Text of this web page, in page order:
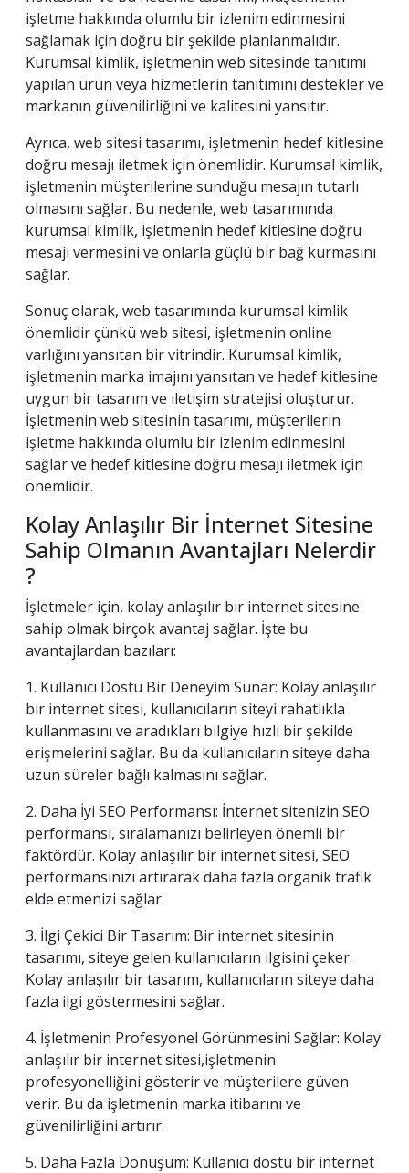
işletme hakkında olumlu bir izlenim edinmesini
sağlamak için doğru bir şekilde planlanmalıdır.
Kurumsal kimlik, işletmenin web sitesinde tanıtımı
yapılan ürün veya hizmetlerin tanıtımını destekler ve
markanın güvenilirliğini ve kalitesini yansıtır.
Ayrıca, web sitesi tasarımı, işletmenin hedef kitlesine
doğru mesajı iletmek için önemlidir. Kurumsal kimlik,
işletmenin müşterilerine sunduğu mesajın tutarlı
olmasını sağlar. Bu nedenle, web tasarımında
kurumsal kimlik, işletmenin hedef kitlesine doğru
mesajı vermesini ve onlarla güçlü bir bağ kurmasını
sağlar.
Sonuç olarak, web tasarımında kurumsal kimlik
önemlidir çünkü web sitesi, işletmenin online
varlığını yansıtan bir vitrindir. Kurumsal kimlik,
işletmenin marka imajını yansıtan ve hedef kitlesine
uygun bir tasarım ve iletişim stratejisi oluşturur.
İşletmenin web sitesinin tasarımı, müşterilerin
işletme hakkında olumlu bir izlenim edinmesini
sağlar ve hedef kitlesine doğru mesajı iletmek için
önemlidir.
Kolay Anlaşılır Bir İnternet Sitesine
Sahip OImanın Avantajları Nelerdir
?
İşletmeler için, kolay anlaşılır bir internet sitesine
sahip olmak birçok avantaj sağlar. İşte bu
avantajlardan bazıları:
1. Kullanıcı Dostu Bir Deneyim Sunar: Kolay anlaşılır
bir internet sitesi, kullanıcıların siteyi rahatlıkla
kullanmasını ve aradıkları bilgiye hızlı bir şekilde
erişmelerini sağlar. Bu da kullanıcıların siteye daha
uzun süreler bağlı kalmasını sağlar.
2. Daha İyi SEO Performansı: İnternet sitenizin SEO
performansı, sıralamanızı belirleyen önemli bir
faktördür. Kolay anlaşılır bir internet sitesi, SEO
performansınızı artırarak daha fazla organik trafik
elde etmenizi sağlar.
3. İlgi Çekici Bir Tasarım: Bir internet sitesinin
tasarımı, siteye gelen kullanıcıların ilgisini çeker.
Kolay anlaşılır bir tasarım, kullanıcıların siteye daha
fazla ilgi göstermesini sağlar.
4. İşletmenin Profesyonel Görünmesini Sağlar: Kolay
anlaşılır bir internet sitesi,işletmenin
profesyonelliğini gösterir ve müşterilere güven
verir. Bu da işletmenin marka itibarını ve
güvenilirliğini artırır.
5. Daha Fazla Dönüşüm: Kullanıcı dostu bir internet